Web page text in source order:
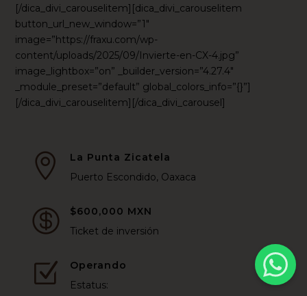
[/dica_divi_carouselitem][dica_divi_carouselitem
button_url_new_window=”1″
image=”https://fraxu.com/wp-
content/uploads/2025/09/Invierte-en-CX-4.jpg”
image_lightbox=”on” _builder_version=”4.27.4″
_module_preset=”default” global_colors_info=”{}”]
[/dica_divi_carouselitem][/dica_divi_carousel]

La Punta Zicatela
Puerto Escondido, Oaxaca

$600,000 MXN
Ticket de inversión
Z
Operando
Estatus: